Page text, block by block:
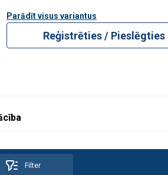
Parādīt visus variantus
Reģistrēties / Pieslēgties
Filter